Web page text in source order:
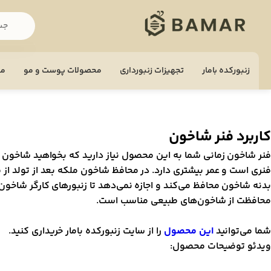
زنبورکده بامار تجهيزات زنبورداری محصولات پوست و مو
کاربرد فنر شاخون
فنر شاخون زمانی شما به این محصول نیاز دارید که بخواهید
فنری است و عمر بیشتری دارد. در محافظ شاخون ملکه بعد از
بدنه شاخون محافظ می‌کند و اجازه نمی‌دهد تا زنبورهای کارگر
محافظت از شاخون‌های طبیعی مناسب است.
شما می‌توانیداین محصول را از سایت زنبورکده بامار خریداری کنید.
ویدئو توضیحات محصول: